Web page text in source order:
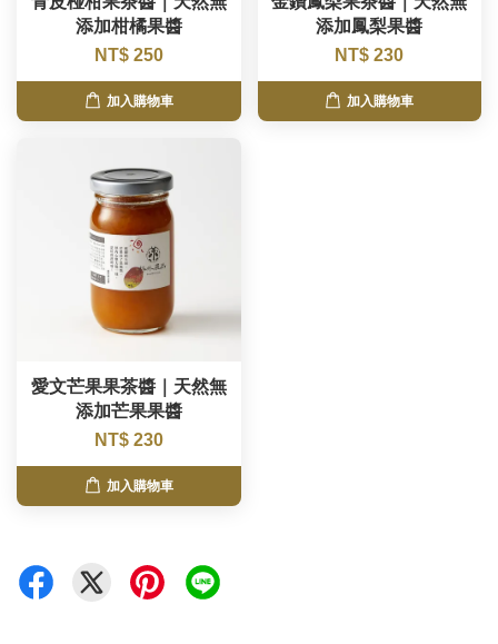
添加柑橘果醬
NT$ 250
加入購物車
添加鳳梨果醬
NT$ 230
加入購物車
愛文芒果果茶醬｜天然無
添加芒果果醬
NT$ 230
加入購物車